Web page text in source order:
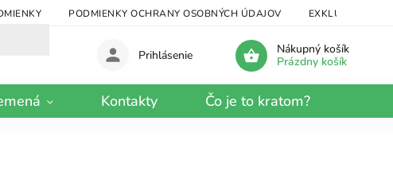
PODMIENKY OCHRANY OSOBNÝCH ÚDAJOV EXKLUZÍVNY
Nákupný košík
Prázdny košík
Prihlásenie
Kontakty Čo je to kratom?